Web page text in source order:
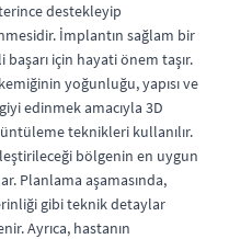
destekleyip
İmplantın sağlam bir
için hayati önem taşır.
yoğunluğu, yapısı ve
edinmek amacıyla 3D
teknikleri kullanılır.
bölgenin en uygun
Planlama aşamasında,
gibi teknik detaylar
Ayrıca, hastanın